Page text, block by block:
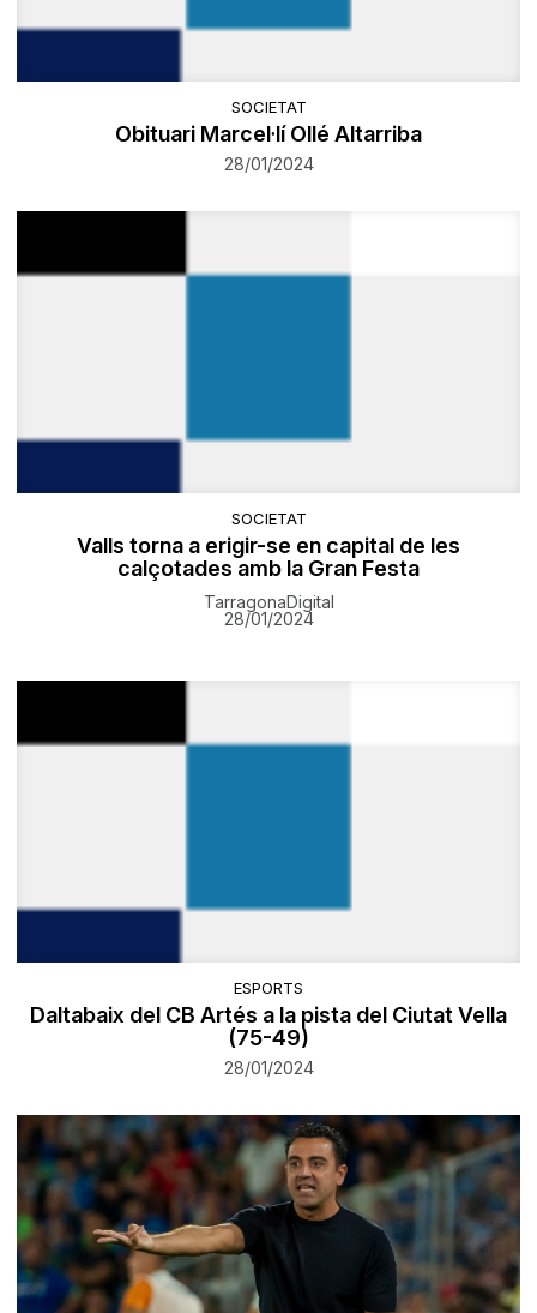
SOCIETAT
Obituari Marcel·lí Ollé Altarriba
28/01/2024
SOCIETAT
Valls torna a erigir-se en capital de les
calçotades amb la Gran Festa
TarragonaDigital
28/01/2024
ESPORTS
Daltabaix del CB Artés a la pista del Ciutat Vella
(75-49)
28/01/2024